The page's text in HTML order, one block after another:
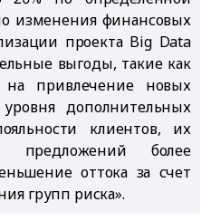
изменения финансовых
проекта Big Data
выгоды, такие как
на привлечение новых
дополнительных
клиентов, их
предложений более
оттока за счет
групп риска».